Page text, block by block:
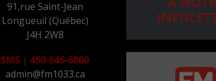
91,rue Saint-Jean
Longueuil (Québec)
J4H 2W8
SMS | 450-646-6800
admin@fm1033.ca